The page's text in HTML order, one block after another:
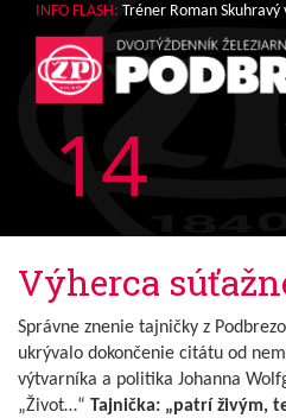
INFO FLASH: Tréner Roman Skuhravý
14
Výherca
Správne znenie tajničky z
ukrývalo dokončenie citátu od
výtvarníka a politika Johanna
„Život…“ Tajnička: „patrí živým,